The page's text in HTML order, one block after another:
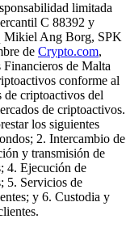
limitada
C 88392 y
Mikiel Ang Borg, SPK
de Crypto.com,
de Malta
conforme al
de criptoactivos del
de criptoactivos.
los siguientes
2. Intercambio de
y transmisión de
4. Ejecución de
5. Servicios de
y 6. Custodia y